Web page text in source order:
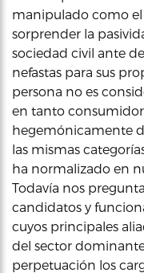
manipulado como
sorprender la
sociedad civil ante
nefastas para sus
persona no es
en tanto
hegemónicamente
las mismas
ha normalizado en
Todavía nos
candidatos y
cuyos principales
del sector
perpetuación los